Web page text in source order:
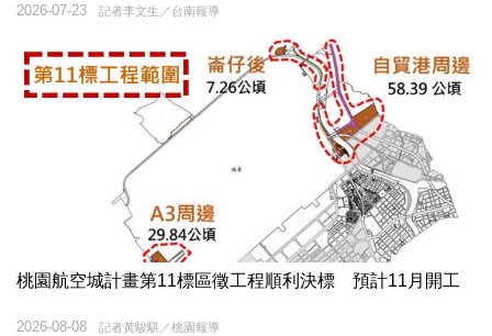
記者李文生／台南報導
2026-07-23
桃園航空城計畫第11標區徵工程順利決標 預計11月開工
記者黃駿騏／桃園報導
2026-08-08